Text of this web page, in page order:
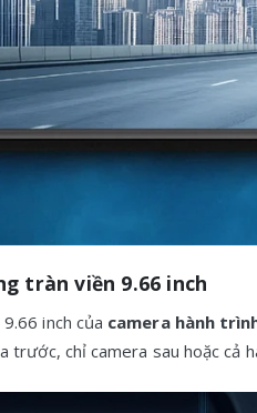
tràn viền 9.66 inch
inch của camera hành
trước, chỉ camera sau hoặc cả